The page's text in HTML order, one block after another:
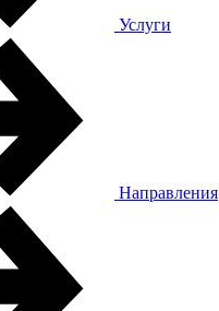
Услуги
Направления